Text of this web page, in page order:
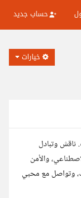
حساب جديد
خيارات
ناقش وتبادل
والأمن
وتواصل مع محبي